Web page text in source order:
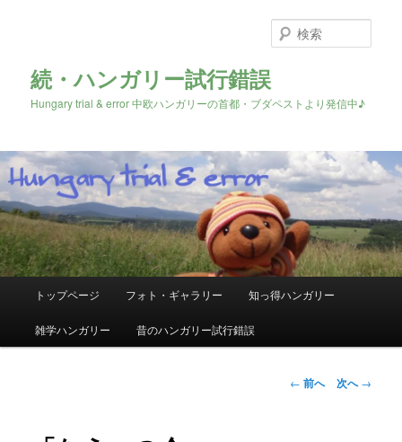
続・ハンガリー試行錯誤
Hungary trial & error 中欧ハンガリーの首都・ブダペストより発信中♪
索
メ
イ
トップページ フォト・ギャラリー 知っ得ハンガリー
雑学ハンガリー 昔のハンガリー試行錯誤
投← 前へ 次へ→